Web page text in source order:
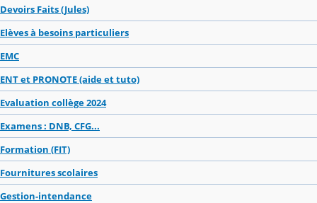
Devoirs Faits (Jules)
Elèves à besoins particuliers
EMC
ENT et PRONOTE (aide et tuto)
Evaluation collège 2024
Examens : DNB, CFG...
Formation (FIT)
Fournitures scolaires
Gestion-intendance